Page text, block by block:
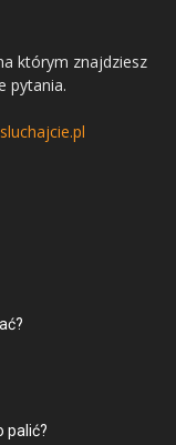
którym znajdziesz
pytania.
palić?